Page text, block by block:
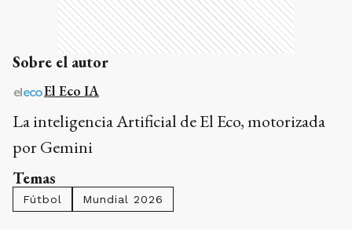
Sobre el autor
El Eco IA
La inteligencia Artificial de El Eco, motorizada
por Gemini
Temas
Fútbol Mundial 2026